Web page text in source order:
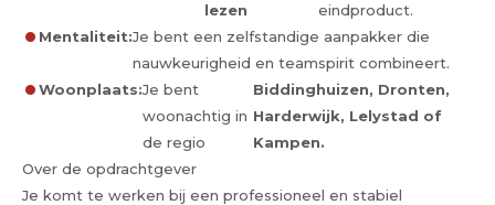
lezen
eindproduct.
Mentaliteit:Je bent een zelfstandige aanpakker die
nauwkeurigheid en teamspirit combineert.
Woonplaats:Je bent
woonachtig in
de regio
Biddinghuizen, Dronten,
Harderwijk, Lelystad of
Kampen.
Over de opdrachtgever
Je komt te werken bij een professioneel en stabiel